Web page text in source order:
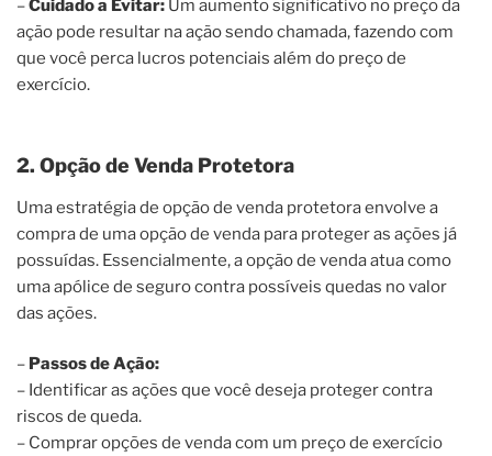
–Cuidado a Evitar: Um aumento significativo no preço da
ação pode resultar na ação sendo chamada, fazendo com
que você perca lucros potenciais além do preço de
exercício.
2. Opção de Venda Protetora
Uma estratégia de opção de venda protetora envolve a
compra de uma opção de venda para proteger as ações já
possuídas. Essencialmente, a opção de venda atua como
uma apólice de seguro contra possíveis quedas no valor
das ações.
– Passos de Ação:
– Identificar as ações que você deseja proteger contra
riscos de queda.
– Comprar opções de venda com um preço de exercício